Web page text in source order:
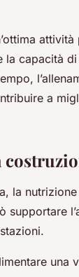
capacità
a
la
una